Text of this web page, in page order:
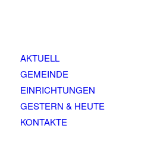
AKTUELL
GEMEINDE
EINRICHTUNGEN
GESTERN & HEUTE
KONTAKTE